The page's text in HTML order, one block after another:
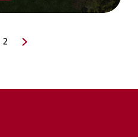
2